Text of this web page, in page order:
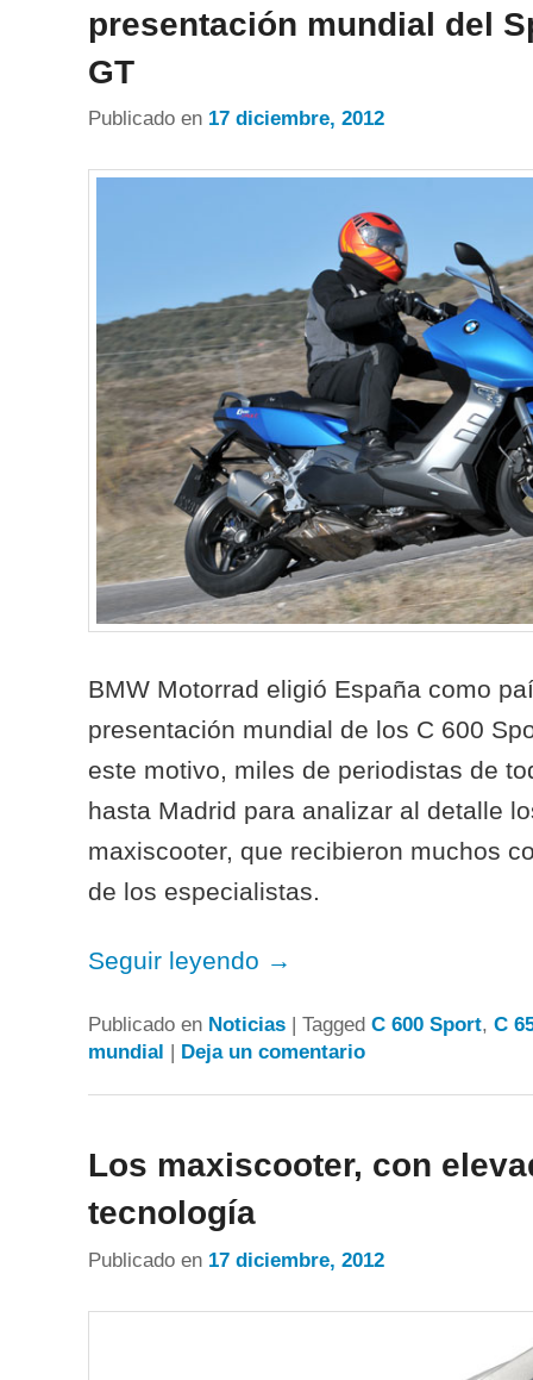
presentación mundial del
GT
Publicado en 17 diciembre, 2012
BMW Motorrad eligió España como
presentación mundial de los C 600
este motivo, miles de periodistas de
hasta Madrid para analizar al detalle
maxiscooter, que recibieron muchos
de los especialistas.
Seguir leyendo →
Publicado en Noticias |Tagged C 600 Sport,C
mundial | Deja un comentario
Los maxiscooter, con
tecnología
Publicado en 17 diciembre, 2012